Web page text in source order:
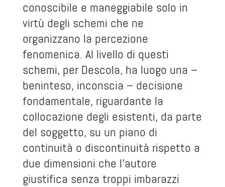
conoscibile e maneggiabile solo in
virtù degli schemi che ne
organizzano la percezione
fenomenica. Al livello di questi
schemi, per Descola, ha luogo una –
beninteso, inconscia – decisione
fondamentale, riguardante la
collocazione degli esistenti, da parte
del soggetto, su un piano di
continuità o discontinuità rispetto a
due dimensioni che l’autore
giustifica senza troppi imbarazzi